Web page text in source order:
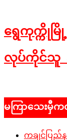
ရွေကုက္ကိုမြို့
လုပ်ကိုင်သူ အ
08
မကြာသေးမှီ
ကချင်ပြည်